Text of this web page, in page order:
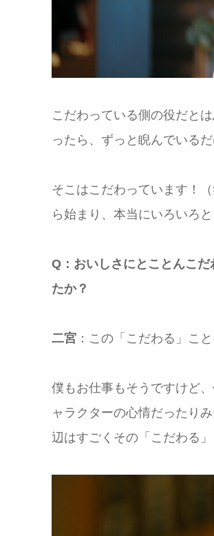
こだわっている側の役だと
ったら、ずっと睨んでいるだ
そこはこだわっています！
ら始まり、本当にいろいろ
Q：おいしさにとことんこ
たか？
二宮：この「こだわる」こ
僕もお仕事もそうですけど
ャラクターの心情だったり
辺はすごくその「こだわる